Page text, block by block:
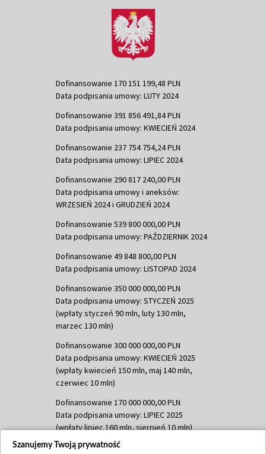
Dofinansowanie 170 151 199,48 PLN
Data podpisania umowy: LUTY 2024
Dofinansowanie 391 856 491,84 PLN
Data podpisania umowy: KWIECIEŃ 2024
Dofinansowanie 237 754 754,24 PLN
Data podpisania umowy: LIPIEC 2024
Dofinansowanie 290 817 240,00 PLN
Data podpisania umowy i aneksów:
WRZESIEŃ 2024 i GRUDZIEŃ 2024
Dofinansowanie 539 800 000,00 PLN
Data podpisania umowy: PAŹDZIERNIK 2024
Dofinansowanie 49 848 800,00 PLN
Data podpisania umowy: LISTOPAD 2024
Dofinansowanie 350 000 000,00 PLN
Data podpisania umowy: STYCZEŃ 2025
(wpłaty styczeń 90 mln, luty 130 mln,
marzec 130 mln)
Dofinansowanie 300 000 000,00 PLN
Data podpisania umowy: KWIECIEŃ 2025
(wpłaty kwiecień 150 mln, maj 140 mln,
czerwiec 10 mln)
Dofinansowanie 170 000 000,00 PLN
Data podpisania umowy: LIPIEC 2025
(wpłaty lipiec 160 mln, sierpień 10 mln)
Dofinansowanie 60 000 000,00 PLN
Szanujemy Twoją prywatność